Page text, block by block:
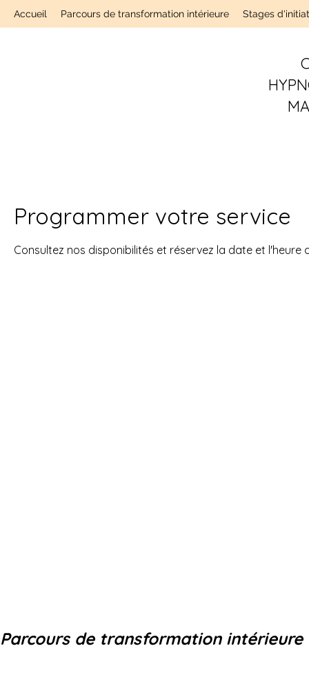
Accueil Parcours de transformation intérieure Stages
Programmer votre service
Consultez nos disponibilités et réservez la date et l'heure
Parcours de transformation